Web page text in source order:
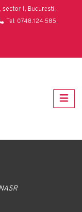
sector 1, Bucuresti,
Tel: 0748.124.585,